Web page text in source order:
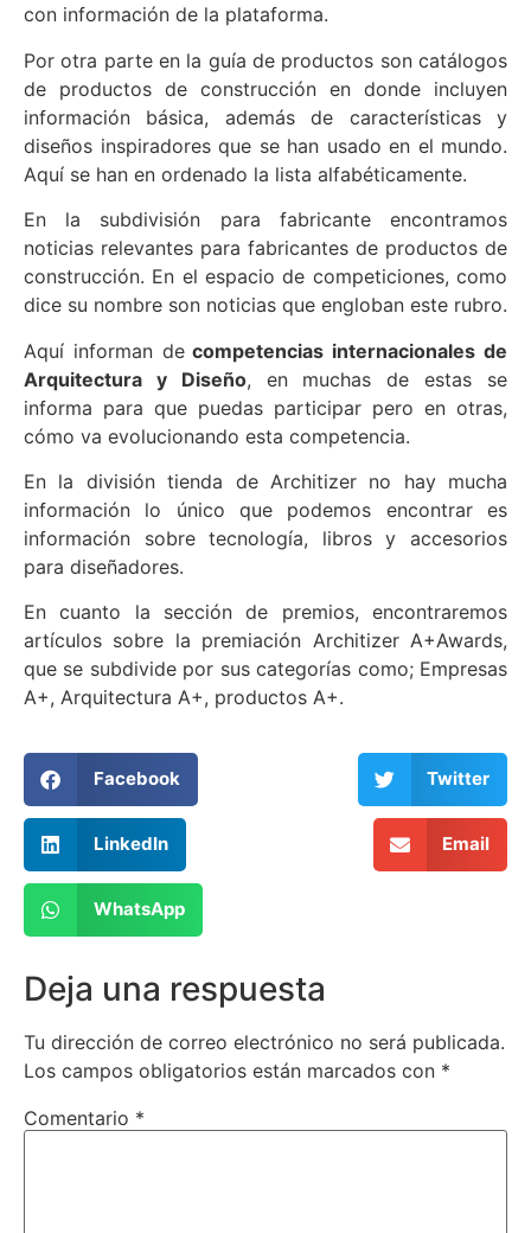
con información de la plataforma.
Por otra parte en la guía de productos son catálogos
de productos de construcción en donde incluyen
información básica, además de características y
diseños inspiradores que se han usado en el mundo.
Aquí se han en ordenado la lista alfabéticamente.
En la subdivisión para fabricante encontramos
noticias relevantes para fabricantes de productos de
construcción. En el espacio de competiciones, como
dice su nombre son noticias que engloban este rubro.
Aquí informan decompetencias internacionales de
Arquitectura y Diseño, en muchas de estas se
informa para que puedas participar pero en otras,
cómo va evolucionando esta competencia.
En la división tienda de Architizer no hay mucha
información lo único que podemos encontrar es
información sobre tecnología, libros y accesorios
para diseñadores.
En cuanto la sección de premios, encontraremos
artículos sobre la premiación Architizer A+Awards,
que se subdivide por sus categorías como; Empresas
A+, Arquitectura A+, productos A+.
Facebook Twitter
LinkedIn Email
WhatsApp
Deja una respuesta
Tu dirección de correo electrónico no será publicada.
Los campos obligatorios están marcados con *
Comentario *